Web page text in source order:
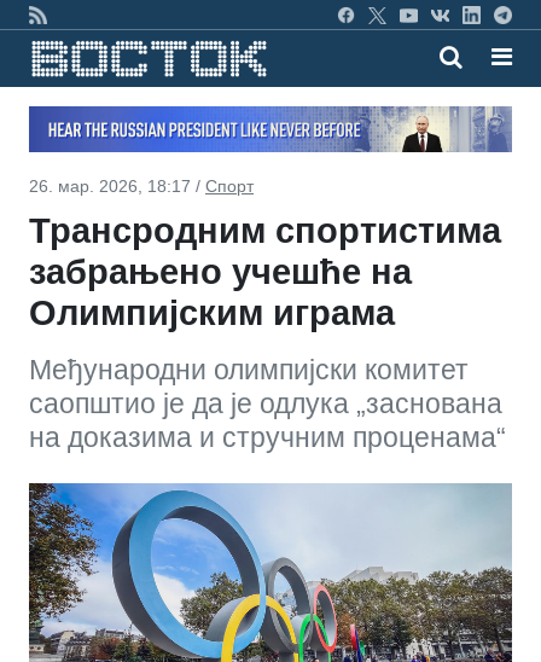
26. мар. 2026, 18:17 / Спорт
Трансродним спортистима
забрањено учешће на
Олимпијским играма
Међународни олимпијски комитет
саопштио је да је одлука „заснована
на доказима и стручним проценама“